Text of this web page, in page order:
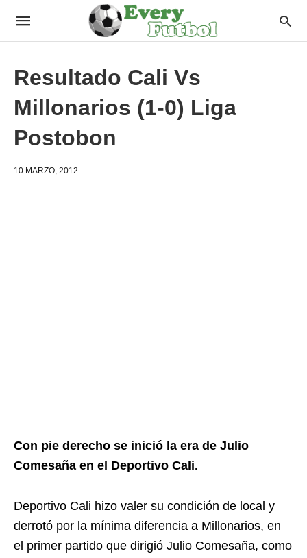
Resultado Cali Vs
Millonarios (1-0) Liga
Postobon
10 MARZO, 2012
Con pie derecho se inició la era de Julio
Comesaña en el Deportivo Cali.
Deportivo Cali hizo valer su condición de local y
derrotó por la mínima diferencia a Millonarios, en
el primer partido que dirigió Julio Comesaña, como